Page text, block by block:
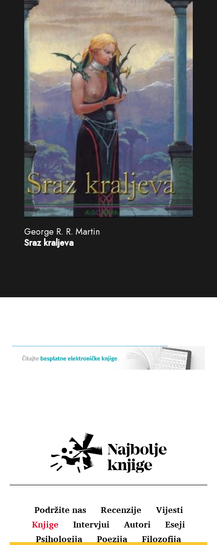
George R. R. Martin
Sraz kraljeva
Podržite nas Recenzije
Vijesti
Knjige
Intervjui Autori
Eseji
Psihologija
Poezija Filozofija